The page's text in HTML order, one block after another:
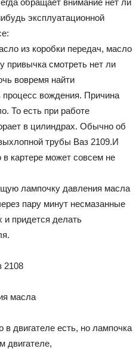
эксплуатационной
из коробки передач, масло
привычка смотреть нет ли
вовремя найти
процесс вождения. Причина
То есть при работе
в цилиндрах. Обычно об
трубы Ваз 2109.И
картере может совсем не
лампочку давления масла
пару минут несмазанные
и придется делать
масла
двигателе есть, но лампочка
двигателе,